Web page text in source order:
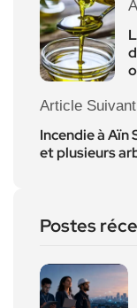
Article Suivant
Incendie à Aïn
et plusieurs
Postes